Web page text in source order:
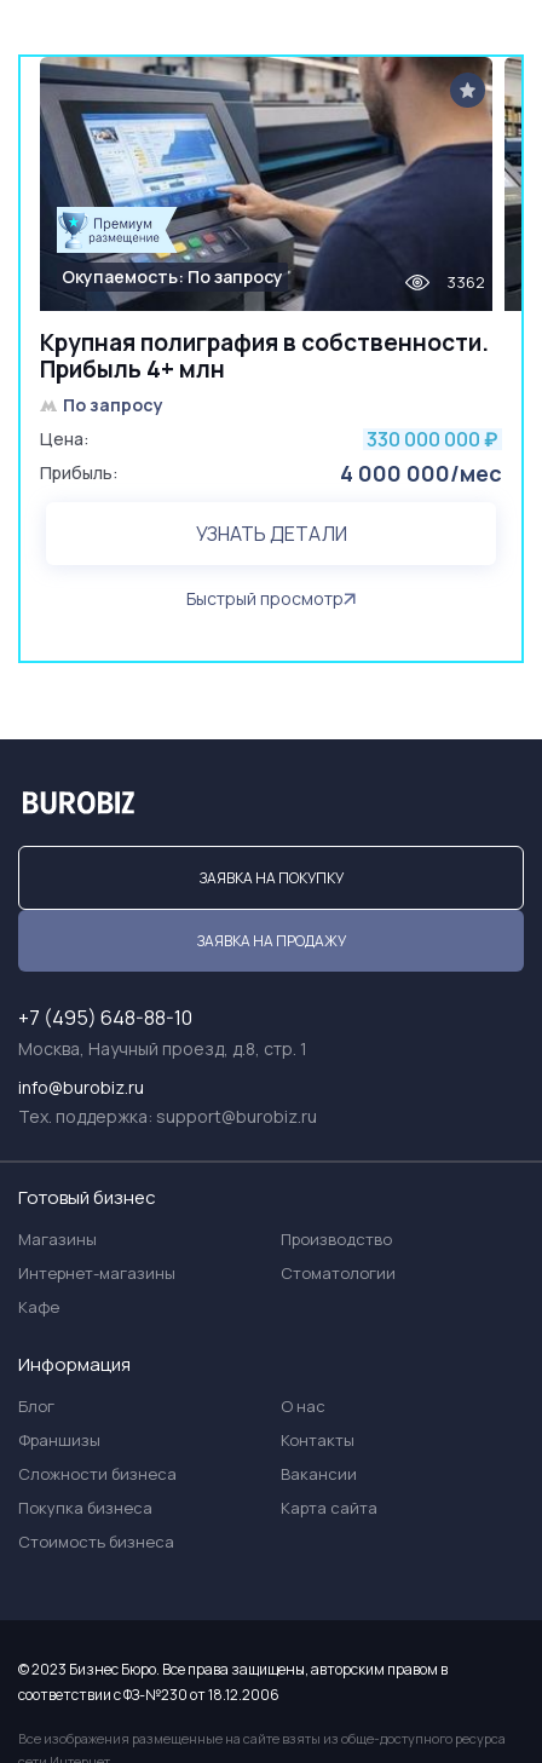
Крупная полиграфия в собственности.
Прибыль 4+ млн
Окупаемость: По запросу 3362
По запросу
Цена:
330 000 000 ₽
Прибыль: 4 000 000/мес
УЗНАТЬ ДЕТАЛИ
Быстрый просмотр
ЗАЯВКА НА ПОКУПКУ
ЗАЯВКА НА ПРОДАЖУ
+7 (495) 648-88-10
Москва, Научный проезд, д.8, стр. 1
info@burobiz.ru
Тех. поддержка: support@burobiz.ru
Готовый бизнес
Магазины
Интернет-магазины
Кафе
Производство
Стоматологии
Информация
Блог
Франшизы
Сложности бизнеса
Покупка бизнеса
Стоимость бизнеса
О нас
Контакты
Вакансии
Карта сайта
© 2023 Бизнес Бюро. Все права защищены, авторским правом в
соответствии с ФЗ-№230 от 18.12.2006
Все изображения размещенные на сайте взяты из обще-доступного ресурса